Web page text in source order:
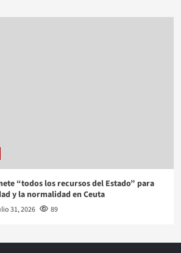
“todos los recursos del Estado” para
y la normalidad en Ceuta
31, 2026 89